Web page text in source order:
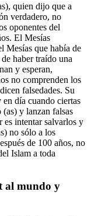
quien dijo que a
verdadero, no
oponentes del
El Mesías
Mesías que había de
haber traído una
y esperan,
no comprenden los
falsedades. Su
día cuando ciertas
y lanzan falsas
es intentar salvarlos y
no sólo a los
de 100 años, no
Islam a toda
al mundo y